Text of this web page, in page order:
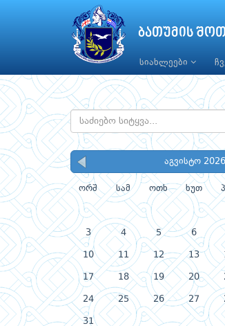
ბათუმის
სიახლეები
აგვისტო 2026
ორშ სამ ოთხ ხუთ
3 4 5 6
10 11 12 13
17 18 19 20
24 25 26 27
31